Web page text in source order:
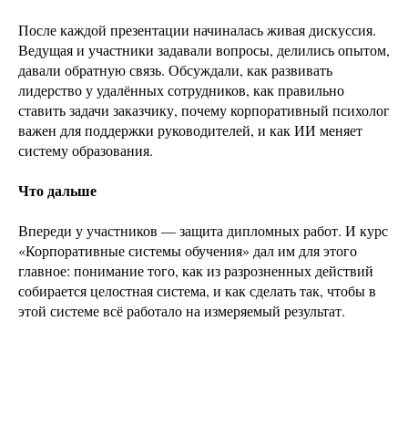
После каждой презентации начиналась живая дискуссия.
Ведущая и участники задавали вопросы, делились опытом,
давали обратную связь. Обсуждали, как развивать
лидерство у удалённых сотрудников, как правильно
ставить задачи заказчику, почему корпоративный психолог
важен для поддержки руководителей, и как ИИ меняет
систему образования.
Что дальше
Впереди у участников — защита дипломных работ. И курс
«Корпоративные системы обучения» дал им для этого
главное: понимание того, как из разрозненных действий
собирается целостная система, и как сделать так, чтобы в
этой системе всё работало на измеряемый результат.